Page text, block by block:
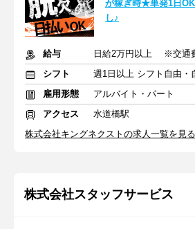
が稼ぎ時★単発1日
し♪
給与
日給2万円以上 ※交通
シフト
週1日以上 シフト自由・
雇用形態
アルバイト・パート
アクセス
水道橋駅
株式会社キングネクストの求人一覧を見る
株式会社スタッフサービス